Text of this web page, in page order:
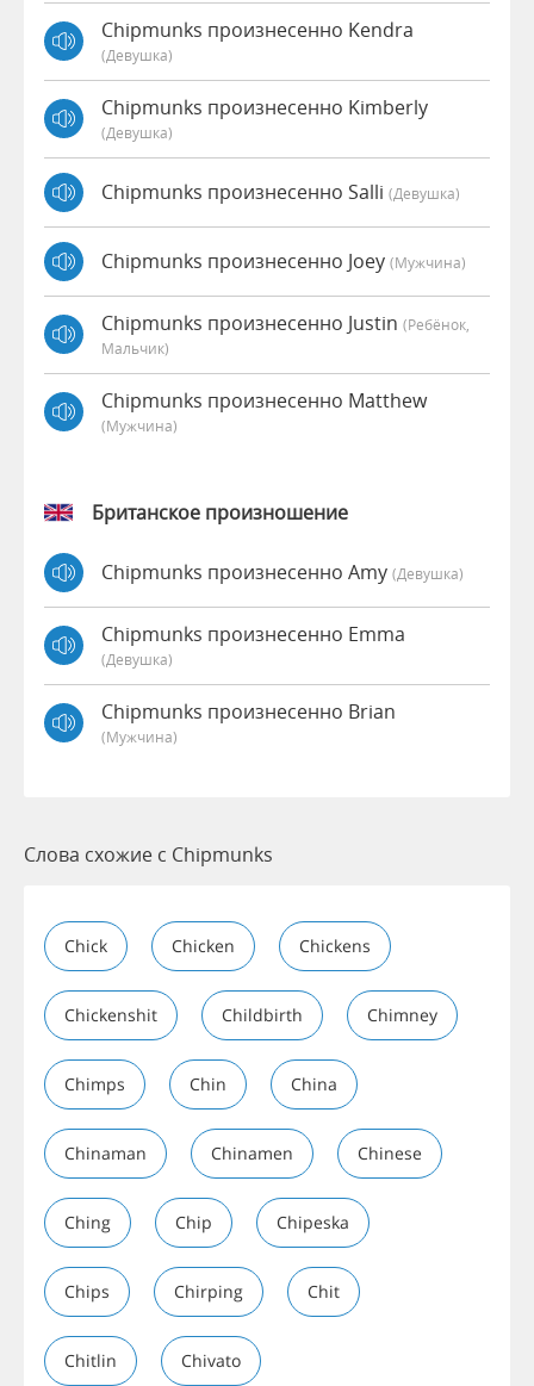
Chipmunks произнесенно Kendra
(девушка)
Chipmunks произнесенно Kimberly
(девушка)
Chipmunks произнесенно Salli (девушка)
Chipmunks произнесенно Joey (мужчина)
Chipmunks произнесенно Justin (Ребёнок,
Мальчик)
Chipmunks произнесенно Matthew
(мужчина)
Британское произношение
Chipmunks произнесенно Amy (девушка)
Chipmunks произнесенно Emma
(девушка)
Chipmunks произнесенно Brian
(мужчина)
Слова схожие с Chipmunks
Chick Chicken Chickens
Chickenshit Childbirth Chimney
Chimps Chin China
Chinaman Chinamen Chinese
Ching Chip Chipeska
Chips Chirping Chit
Chitlin Chivato